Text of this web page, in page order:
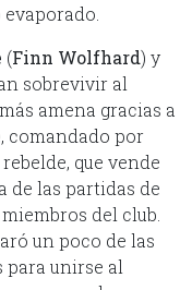
(Finn Wolfhard) y
sobrevivir al
amena gracias a
, comandado por
que vende
de las partidas de
del club.
un poco de las
para unirse al